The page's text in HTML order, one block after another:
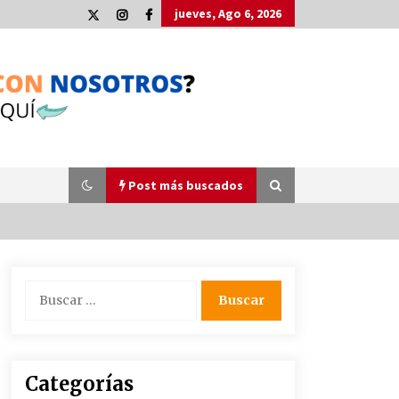
jueves, Ago 6, 2026
Post más buscados
Plaga de pulgas en el festival
Interestelar de Sevilla: «Pensé que
liquidación al no tener que pagar
Categorías